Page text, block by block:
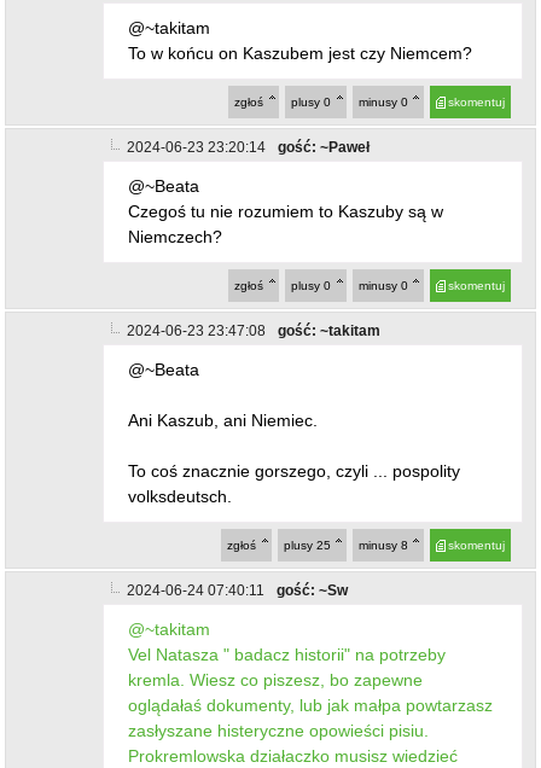
@~takitam
To w końcu on Kaszubem jest czy Niemcem?
skomentuj
minusy 0
plusy 0
zgłoś
2024-06-23 23:20:14 gość: ~Paweł
@~Beata
Czegoś tu nie rozumiem to Kaszuby są w
Niemczech?
skomentuj
minusy 0
plusy 0
zgłoś
2024-06-23 23:47:08 gość: ~takitam
@~Beata
Ani Kaszub, ani Niemiec.
To coś znacznie gorszego, czyli ... pospolity
volksdeutsch.
skomentuj
minusy 8
plusy 25
zgłoś
2024-06-24 07:40:11 gość: ~Sw
@~takitam
Vel Natasza " badacz historii" na potrzeby
kremla. Wiesz co piszesz, bo zapewne
oglądałaś dokumenty, lub jak małpa powtarzasz
zasłyszane histeryczne opowieści pisiu.
Prokremlowska działaczko musisz wiedzieć